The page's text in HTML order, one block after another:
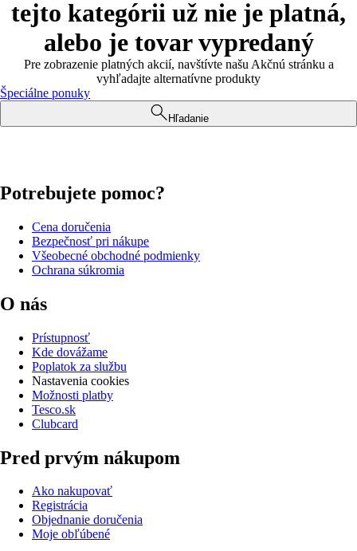
tejto kategórii už nie je platná,
alebo je tovar vypredaný
Pre zobrazenie platných akcií, navštívte našu Akčnú stránku a
vyhľadajte alternatívne produkty
Špeciálne ponuky
Hľadanie
Potrebujete pomoc?
Cena doručenia
Bezpečnosť pri nákupe
Všeobecné obchodné podmienky
Ochrana súkromia
O nás
Prístupnosť
Kde dovážame
Poplatok za službu
Nastavenia cookies
Možnosti platby
Tesco.sk
Clubcard
Pred prvým nákupom
Ako nakupovať
Registrácia
Objednanie doručenia
Moje obľúbené